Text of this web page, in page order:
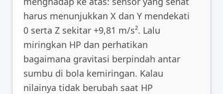
harus menunjukkan X dan Y mendekati
0 serta Z sekitar +9,81 m/s². Lalu
miringkan HP dan perhatikan
bagaimana gravitasi berpindah antar
sumbu di bola kemiringan. Kalau
nilainya tidak berubah saat HP